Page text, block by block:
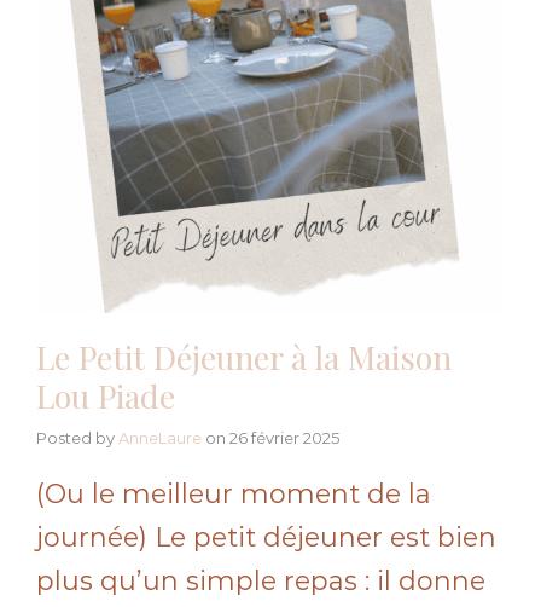
Le Petit Déjeuner à la Maison
Lou Piade
Posted by AnneLaure on 26 février 2025
(Ou le meilleur moment de la
journée) Le petit déjeuner est bien
plus qu’un simple repas : il donne